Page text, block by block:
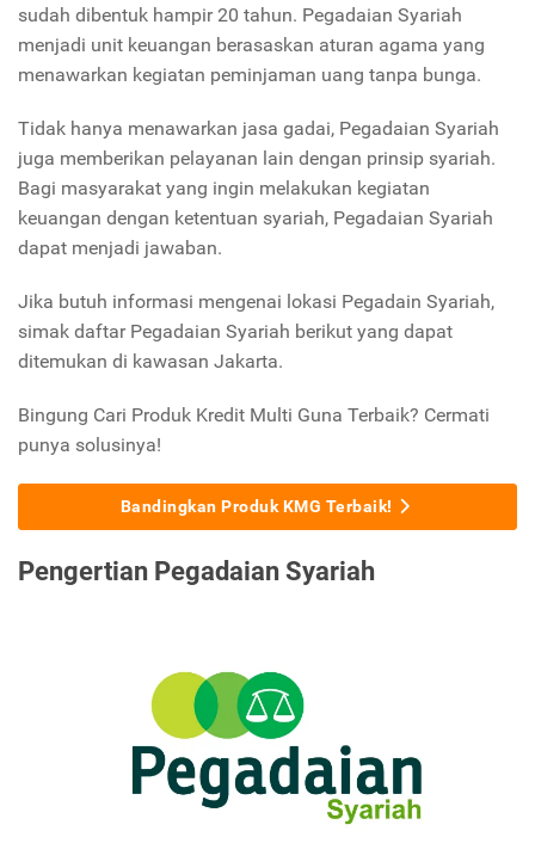
sudah dibentuk hampir 20 tahun. Pegadaian Syariah
menjadi unit keuangan berasaskan aturan agama yang
menawarkan kegiatan peminjaman uang tanpa bunga.
Tidak hanya menawarkan jasa gadai, Pegadaian Syariah
juga memberikan pelayanan lain dengan prinsip syariah.
Bagi masyarakat yang ingin melakukan kegiatan
keuangan dengan ketentuan syariah, Pegadaian Syariah
dapat menjadi jawaban.
Jika butuh informasi mengenai lokasi Pegadain Syariah,
simak daftar Pegadaian Syariah berikut yang dapat
ditemukan di kawasan Jakarta.
Bingung Cari Produk Kredit Multi Guna Terbaik? Cermati
punya solusinya!
Bandingkan Produk KMG Terbaik!
Pengertian Pegadaian Syariah